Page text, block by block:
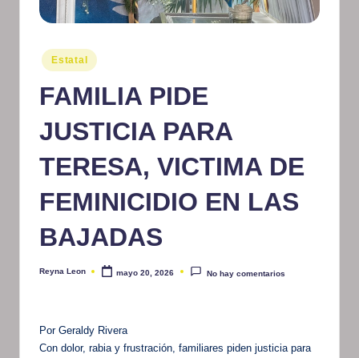
m
at
iv
o
Publicado
en
Estatal
FAMILIA PIDE
JUSTICIA PARA
TERESA, VICTIMA DE
FEMINICIDIO EN LAS
BAJADAS
Publicado
Reyna Leon mayo 20, 2026 No hay comentarios
Por Geraldy Rivera
Con dolor, rabia y frustración, familiares piden justicia para